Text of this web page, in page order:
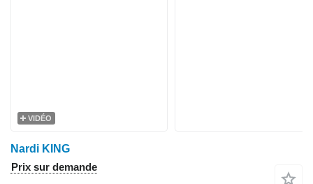
VIDÉO
Nardi KING
Prix sur demande